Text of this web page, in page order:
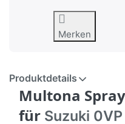
Merken
Produktdetails
Multona
für Suzuki